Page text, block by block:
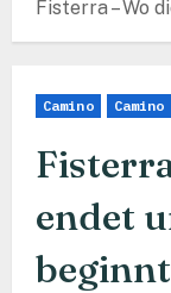
Fisterra – Wo
Camino
endet
beginnt